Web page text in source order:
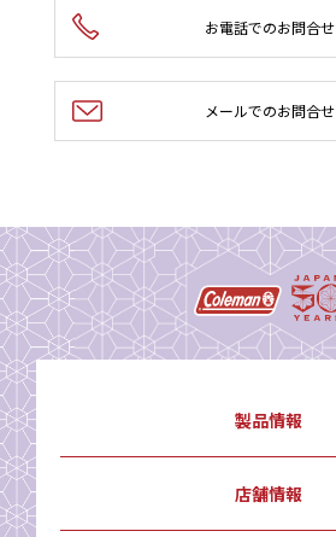
お電話でのお問合せ
メールでのお問合せ
製品情報
店舗情報